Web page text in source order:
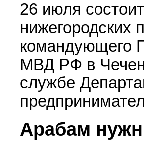
26 июля
нижегородских
командующего
МВД РФ в
службе
Арабам